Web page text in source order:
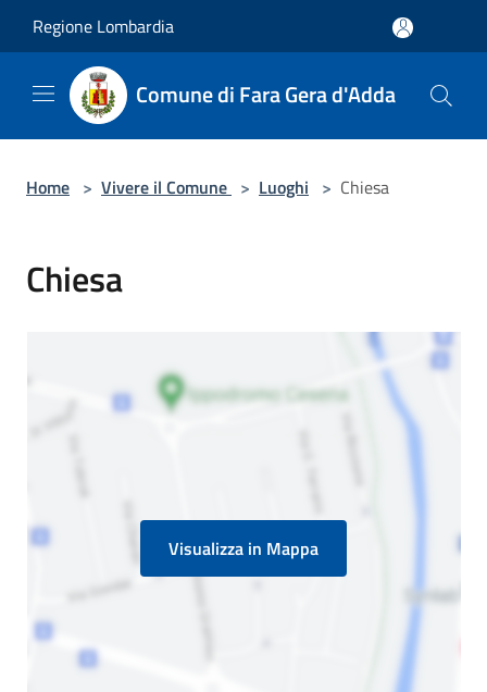
Regione Lombardia
Comune di Fara Gera d'Adda
Home > Vivere il Comune > Luoghi > Chiesa
Chiesa
Visualizza in Mappa